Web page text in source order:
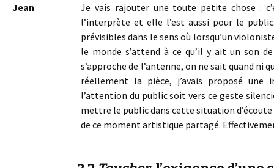
Jean
Je vais rajouter une toute petite chose :
l’interprète et elle l’est aussi pour le
prévisibles dans le sens où lorsqu’un
le monde s’attend à ce qu’il y ait un son
s’approche de l’antenne, on ne sait quand ni
réellement la pièce, j’avais proposé une
l’attention du public soit vers ce geste
mettre le public dans cette situation
de ce moment artistique partagé.